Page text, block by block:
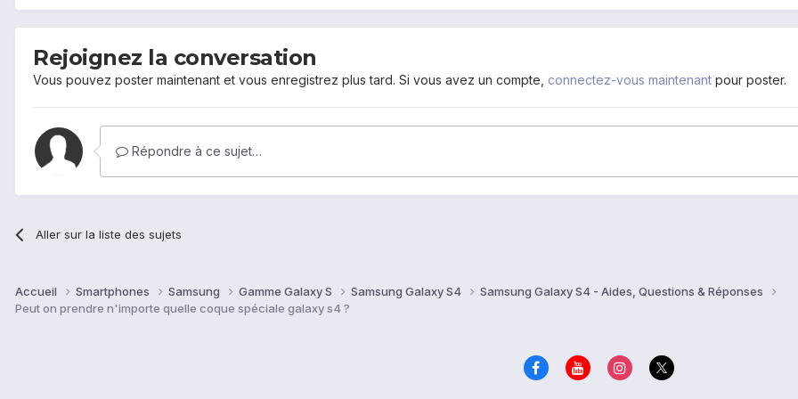
Rejoignez la conversation
Vous pouvez poster maintenant et vous enregistrez plus tard. Si vous avez un compte, connectez-vous maintenant pour poster.
Répondre à ce sujet…
Aller sur la liste des sujets
Accueil Smartphones Samsung Gamme Galaxy S Samsung Galaxy S4
Samsung Galaxy S4 - Aides, Questions & Réponses
Peut on prendre n'importe quelle coque spéciale galaxy s4 ?